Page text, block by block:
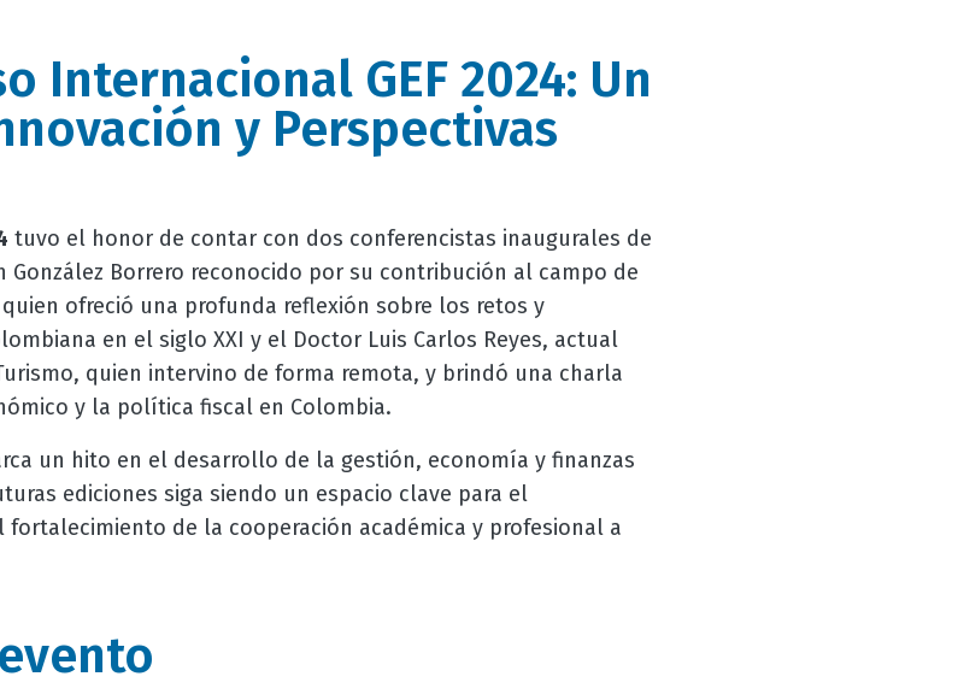
Internacional GEF 2024: Un
y Perspectivas
tuvo el honor de contar con dos conferencistas inaugurales de
González Borrero reconocido por su contribución al campo de
ofreció una profunda reflexión sobre los retos y
en el siglo XXI y el Doctor Luis Carlos Reyes, actual
quien intervino de forma remota, y brindó una charla
y la política fiscal en Colombia.
un hito en el desarrollo de la gestión, economía y finanzas
ediciones siga siendo un espacio clave para el
de la cooperación académica y profesional a